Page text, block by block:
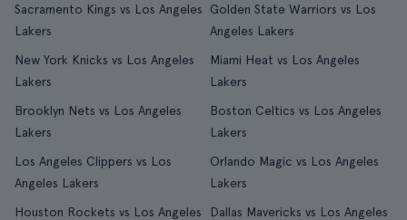
Sacramento Kings vs Los Angeles
Lakers
Golden State Warriors vs Los
Angeles Lakers
New York Knicks vs Los Angeles
Lakers
Miami Heat vs Los Angeles
Lakers
Brooklyn Nets vs Los Angeles
Lakers
Boston Celtics vs Los Angeles
Lakers
Los Angeles Clippers vs Los
Angeles Lakers
Orlando Magic vs Los Angeles
Lakers
Houston Rockets vs Los Angeles
Dallas Mavericks vs Los Angeles